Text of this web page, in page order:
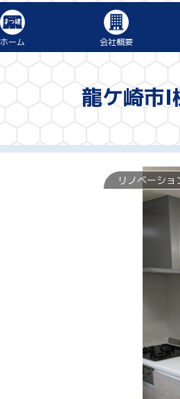
ホーム 会社概要
龍ケ崎
リノベーショ